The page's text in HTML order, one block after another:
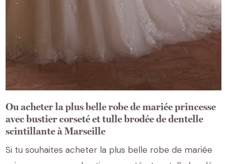
Ou acheter la plus belle robe de mariée princesse
avec bustier corseté et tulle brodée de dentelle
scintillante à Marseille
Si tu souhaites acheter la plus belle robe de mariée